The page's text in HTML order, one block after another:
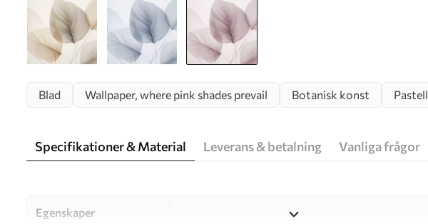
Blad Wallpaper, where pink shades prevail Botanisk konst Pastell
Specifikationer & Material Leverans & betalning Vanliga frågor
Egenskaper